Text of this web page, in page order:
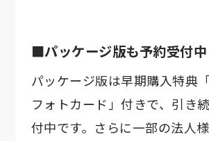
■パッケージ版も予約受付中
パッケージ版は早期購入特典
フォトカード」付きで、引き
付中です。さらに一部の法人